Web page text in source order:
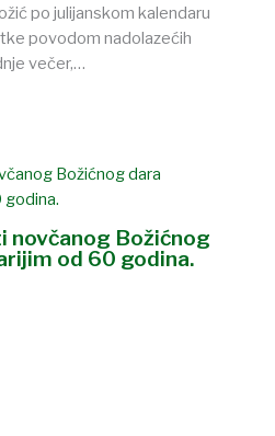
po julijanskom kalendaru
povodom nadolazećih
večer,…
novčanog Božićnog
od 60 godina.